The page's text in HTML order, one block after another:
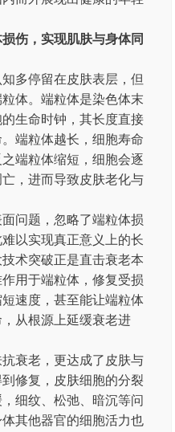
伤，实现肌肤与身体同
多停留在皮肤表层，但
体。端粒体是染色体末
生命时钟，其长度直接
端粒体越长，细胞寿命
端粒体缩短，细胞会逐
，进而导致皮肤老化与
问题，忽略了端粒体损
以实现真正意义上的长
术突破正是直击衰老本
用于端粒体，修复受损
速度，甚至能让端粒体
从根源上延缓衰老进
衰老，更达成了皮肤与
修复，皮肤细胞的分裂
细纹、松弛、暗沉等问
其他器官的细胞活力也